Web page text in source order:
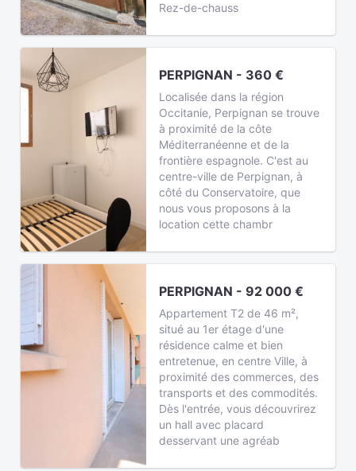
Rez-de-chauss
PERPIGNAN - 360 €
Localisée dans la région
Occitanie, Perpignan se trouve
à proximité de la côte
Méditerranéenne et de la
frontière espagnole. C'est au
centre-ville de Perpignan, à
côté du Conservatoire, que
nous vous proposons à la
location cette chambr
PERPIGNAN - 92 000 €
Appartement T2 de 46 m²,
situé au 1er étage d'une
résidence calme et bien
entretenue, en centre Ville, à
proximité des commerces, des
transports et des commodités.
Dès l'entrée, vous découvrirez
un hall avec placard
desservant une agréab